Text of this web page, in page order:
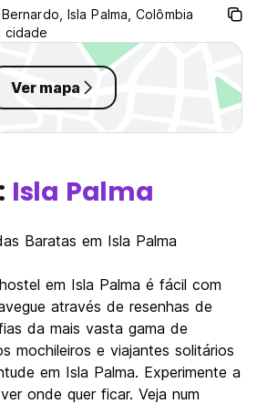
cat jumping
are eating
of flies Only
Isla Palma, Colômbia
cidade
Ver mapa
Isla Palma
Baratas em Isla Palma
em Isla Palma é fácil com
através de resenhas de
da mais vasta gama de
mochileiros e viajantes solitários
em Isla Palma. Experimente a
onde quer ficar. Veja num